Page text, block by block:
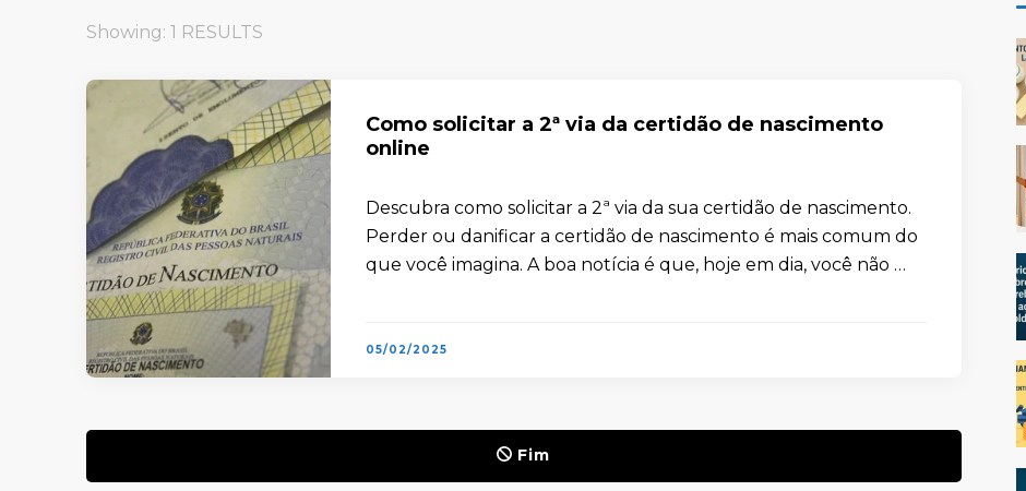
Showing: 1 RESULTS
Como solicitar a 2ª via da certidão de nascimento
online
Descubra como solicitar a 2ª via da sua certidão de nascimento.
Perder ou danificar a certidão de nascimento é mais comum do
que você imagina. A boa notícia é que, hoje em dia, você não …
05/02/2025
Fim